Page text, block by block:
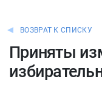
ВОЗВРАТ К СПИСКУ
Приняты